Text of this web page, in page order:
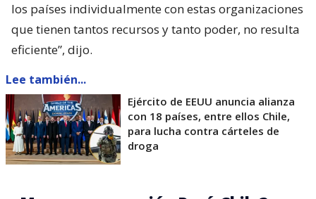
los países individualmente con estas organizaciones
que tienen tantos recursos y tanto poder, no resulta
eficiente”, dijo.
Lee también...
Ejército de EEUU anuncia alianza
con 18 países, entre ellos Chile,
para lucha contra cárteles de
droga